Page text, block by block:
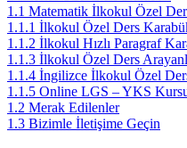
1.1 Matematik İlkokul Özel
1.1.1 İlkokul Özel Ders
1.1.2 İlkokul Hızlı Paragraf
1.1.3 İlkokul Özel Ders
1.1.4 İngilizce İlkokul Özel
1.1.5 Online LGS – YKS
1.2 Merak Edilenler
1.3 Bizimle İletişime Geçin